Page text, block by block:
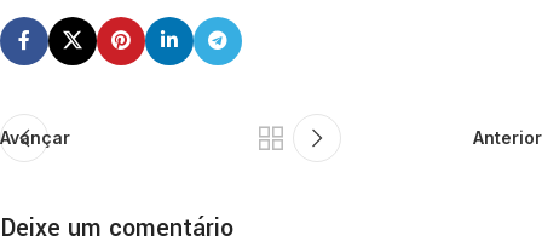
Avançar Anterior
Deixe um comentário